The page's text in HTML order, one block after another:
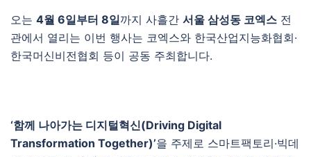
오는 4월 6일부터 8일까지 사흘간 서울 삼성동 코엑스 전
관에서 열리는 이번 행사는 코엑스와 한국산업지능화협회·
한국머신비전협회 등이 공동 주최합니다.
‘함께 나아가는 디지털혁신(Driving Digital
Transformation Together)’을 주제로 스마트팩토리·빅데